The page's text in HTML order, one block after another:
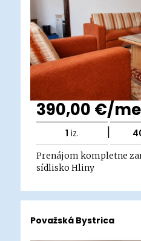
390,00 €/
1 iz. |
Prenájom kompletne
sídlisko Hliny
Považská Bystrica